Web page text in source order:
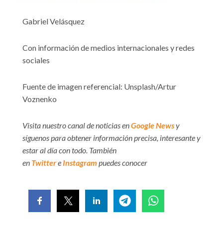
Gabriel Velásquez
Con información de medios internacionales y redes
sociales
Fuente de imagen referencial: Unsplash/Artur
Voznenko
Visita nuestro canal de noticias enGoogle Newsy
síguenos para obtener información precisa, interesante y
estar al día con todo. También
en Twittere Instagram puedes conocer